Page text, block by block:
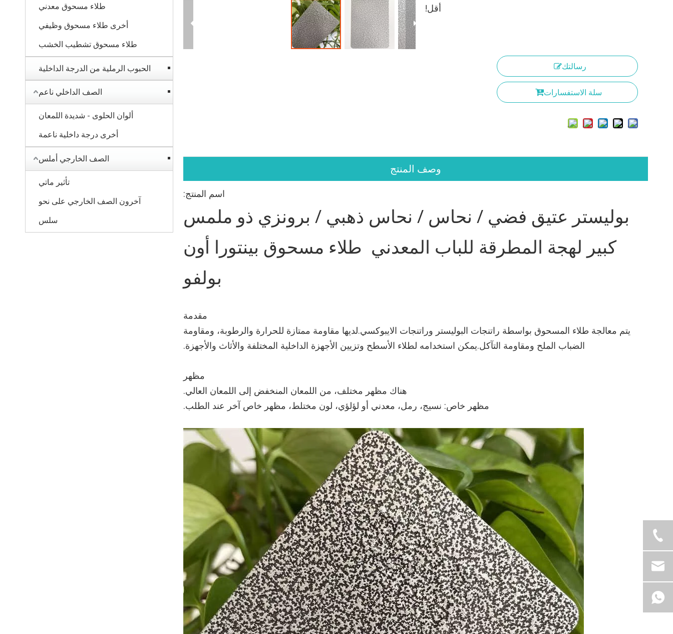
طلاء مسحوق معدني
أخرى طلاء مسحوق وظيفي
طلاء مسحوق تشطيب الخشب
الحبوب الرملية من الدرجة الداخلية
الصف الداخلي ناعم
ألوان الحلوى - شديدة اللمعان
أخرى درجة داخلية ناعمة
الصف الخارجي أملس
تأثير ماتي
آخرون الصف الخارجي على نحو
سلس
أقل!
رسالتك
سلة الاستفسارات
وصف المنتج
اسم المنتج:
بوليستر عتيق فضي / نحاس / نحاس ذهبي / برونزي ذو ملمس
كبير لهجة المطرقة للباب المعدني طلاء مسحوق بينتورا أون
بولفو
مقدمة
يتم معالجة طلاء المسحوق بواسطة راتنجات البوليستر وراتنجات الايبوكسي.لديها مقاومة ممتازة للحرارة والرطوبة، ومقاومة
الضباب الملح ومقاومة التآكل.يمكن استخدامه لطلاء الأسطح وتزيين الأجهزة الداخلية المختلفة والأثاث والأجهزة.
مظهر
هناك مظهر مختلف، من اللمعان المنخفض إلى اللمعان العالي.
مظهر خاص: نسيج، رمل، معدني أو لؤلؤي، لون مختلط، مظهر خاص آخر عند الطلب.